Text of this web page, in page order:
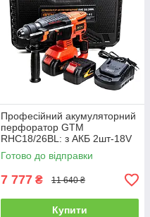
Професійний акумуляторний
перфоратор GTM
RHC18/26BL: з АКБ 2шт-18V
4Ah,2.5 Дж (2564)
Готово до відправки
7 777 ₴ 11 640 ₴
Купити